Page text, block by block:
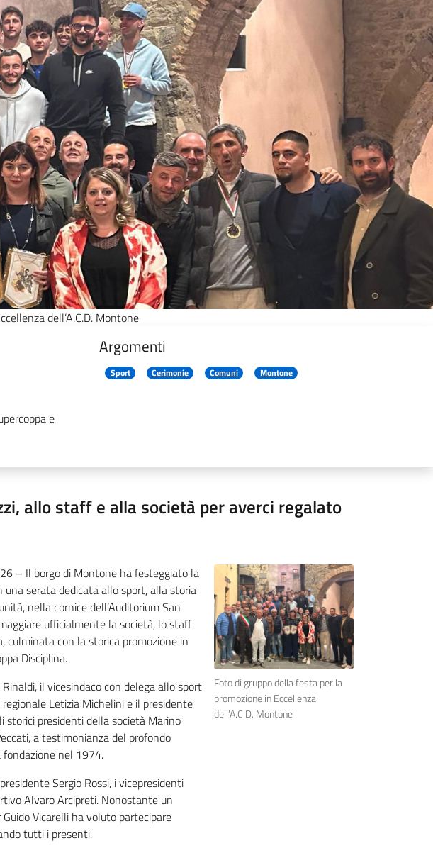
dell’A.C.D. Montone
e
Argomenti
Sport Cerimonie Comuni Montone
allo staff e alla società per averci regalato
Foto di gruppo della festa per la
promozione in Eccellenza
dell’A.C.D. Montone
– Il borgo di Montone ha festeggiato la
una serata dedicata allo sport, alla storia
nella cornice dell’Auditorium San
ufficialmente la società, lo staff
culminata con la storica promozione in
Disciplina.
il vicesindaco con delega allo sport
regionale Letizia Michelini e il presidente
storici presidenti della società Marino
a testimonianza del profondo
nel 1974.
Sergio Rossi, i vicepresidenti
Alvaro Arcipreti. Nonostante un
Vicarelli ha voluto partecipare
tutti i presenti.